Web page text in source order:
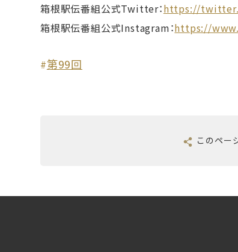
箱根駅伝番組公式Twitter：https://
箱根駅伝番組公式Instagram：https://
#第99回
このペー